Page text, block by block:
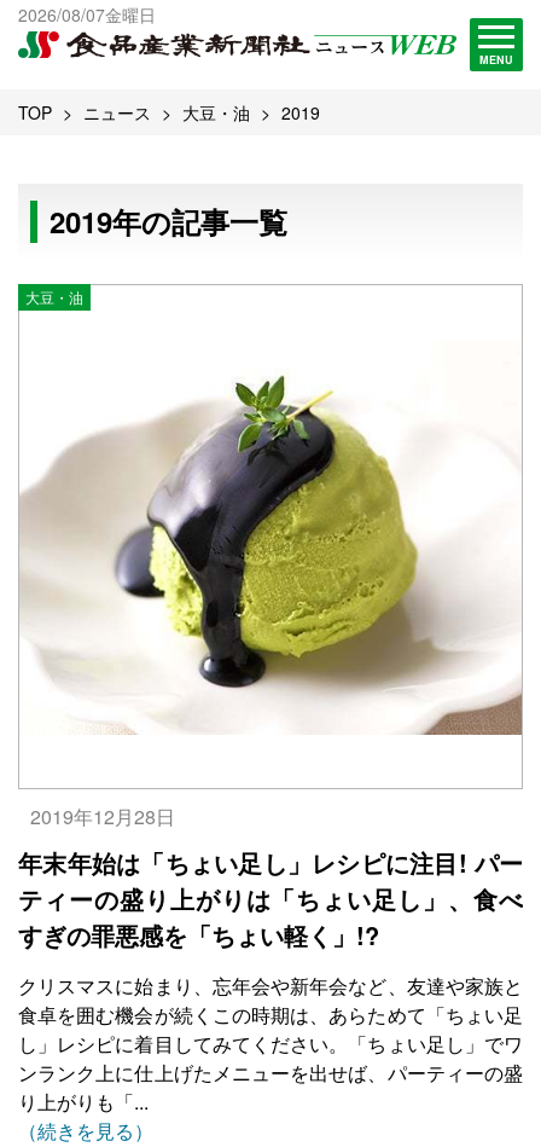
2026/08/07金曜日
MENU
出版物一覧へ
試読・購読申し込み
TOP ニュース 大豆・油 2019
2019年の記事一覧
大豆・油
2019年12月28日
年末年始は「ちょい足し」レシピに注目! パー
ティーの盛り上がりは「ちょい足し」、食べ
すぎの罪悪感を「ちょい軽く」!?
クリスマスに始まり、忘年会や新年会など、友達や家族と
食卓を囲む機会が続くこの時期は、あらためて「ちょい足
し」レシピに着目してみてください。「ちょい足し」でワ
ンランク上に仕上げたメニューを出せば、パーティーの盛
り上がりも「...
（続きを見る）